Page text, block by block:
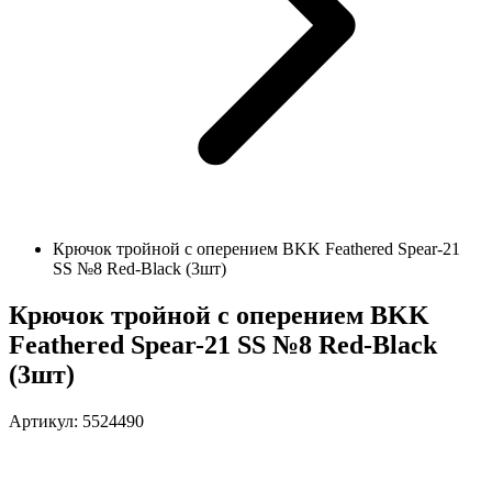
Крючок тройной с оперением BKK Feathered Spear-21
SS №8 Red-Black (3шт)
Крючок тройной с оперением BKK
Feathered Spear-21 SS №8 Red-Black
(3шт)
Артикул: 5524490